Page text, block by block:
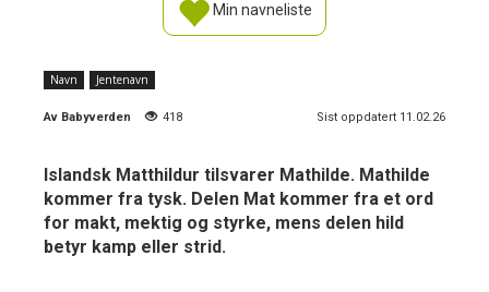
Min navneliste
Navn Jentenavn
Av Babyverden 418 Sist oppdatert 11.02.26
Islandsk Matthildur tilsvarer Mathilde. Mathilde
kommer fra tysk. Delen Mat kommer fra et ord
for makt, mektig og styrke, mens delen hild
betyr kamp eller strid.